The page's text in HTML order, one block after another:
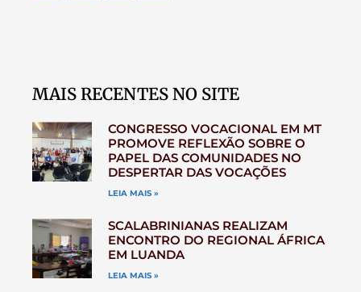
MAIS RECENTES NO SITE
CONGRESSO VOCACIONAL EM MT
PROMOVE REFLEXÃO SOBRE O
PAPEL DAS COMUNIDADES NO
DESPERTAR DAS VOCAÇÕES
LEIA MAIS »
SCALABRINIANAS REALIZAM
ENCONTRO DO REGIONAL ÁFRICA
EM LUANDA
LEIA MAIS »